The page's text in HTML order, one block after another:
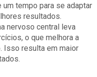
tempo para se adaptar
resultados.
nervoso central leva
o que melhora a
Isso resulta em maior